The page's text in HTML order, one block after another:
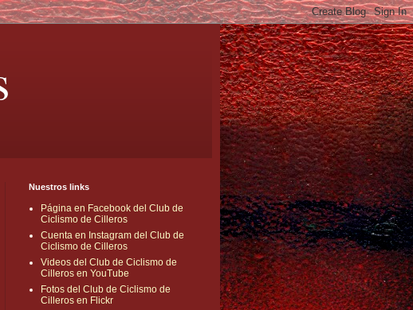
Nuestros links
Página en Facebook del Club de
Ciclismo de Cilleros
Cuenta en Instagram del Club de
Ciclismo de Cilleros
Videos del Club de Ciclismo de
Cilleros en YouTube
Fotos del Club de Ciclismo de
Cilleros en Flickr